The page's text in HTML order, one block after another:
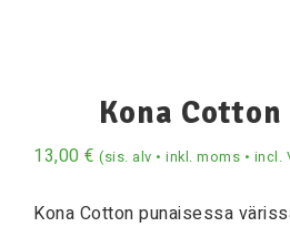
Kona Cotton
13,00 € (sis. alv • inkl. moms • incl.
Kona Cotton punaisessa